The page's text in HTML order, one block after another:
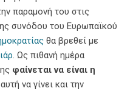
παραμονή του στις
συνόδου του Ευρωπαϊκού
θα βρεθεί με
. Ως πιθανή ημέρα
φαίνεται να είναι η
να γίνει και την